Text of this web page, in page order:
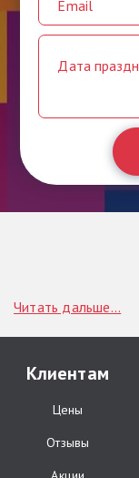
Читать дальше...
Клиентам
Цены
Отзывы